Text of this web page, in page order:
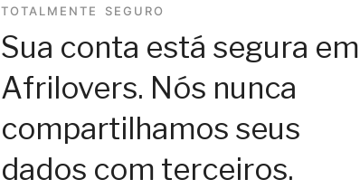
TOTALMENTE SEGURO
Sua conta está segura em
Afrilovers. Nós nunca
compartilhamos seus
dados com terceiros.